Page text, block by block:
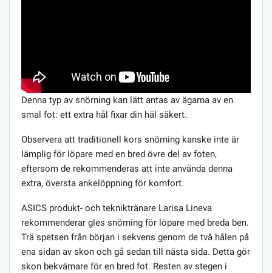
Denna typ av snörning kan lätt antas av ägarna av en
smal fot: ett extra hål fixar din häl säkert.
Observera att traditionell kors snörning kanske inte är
lämplig för löpare med en bred övre del av foten,
eftersom de rekommenderas att inte använda denna
extra, översta ankelöppning för komfort.
ASICS produkt- och tekniktränare Larisa Lineva
rekommenderar gles snörning för löpare med breda ben.
Trä spetsen från början i sekvens genom de två hålen på
ena sidan av skon och gå sedan till nästa sida. Detta gör
skon bekvämare för en bred fot. Resten av stegen i